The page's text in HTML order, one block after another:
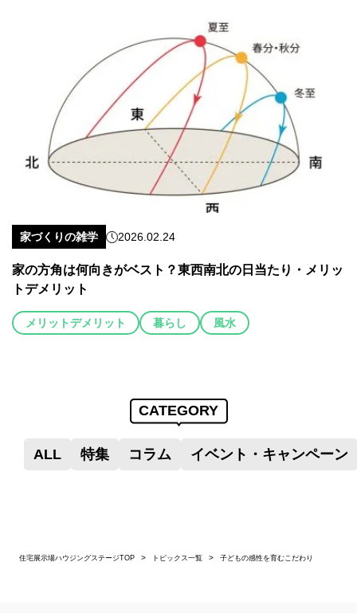
家づくりの雑学 2026.02.24
家の方角は何向きがベスト？東西南北の日当たり・メリッ
トデメリット
メリットデメリット 暮らし 風水
CATEGORY
ALL 特集 コラム イベント・キャンペーン
住宅展示場ハウジングステージTOP トピックス一覧 子どもの感性を育むこだわり